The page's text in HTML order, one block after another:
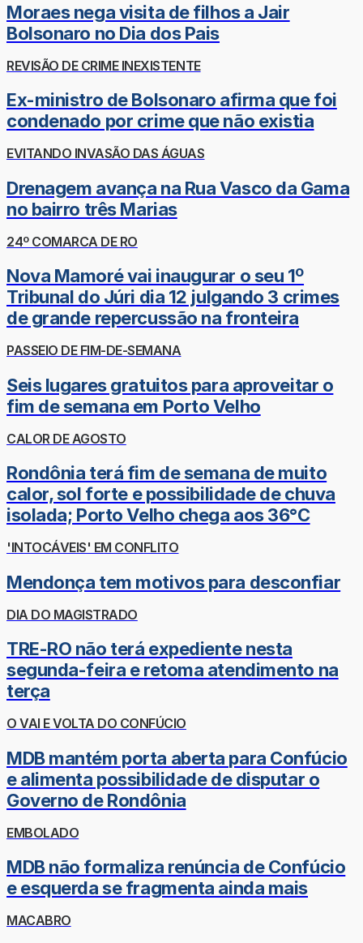
Moraes nega visita de filhos a Jair
Bolsonaro no Dia dos Pais
REVISÃO DE CRIME INEXISTENTE
Ex-ministro de Bolsonaro afirma que foi
condenado por crime que não existia
EVITANDO INVASÃO DAS ÁGUAS
Drenagem avança na Rua Vasco da Gama
no bairro três Marias
24º COMARCA DE RO
Nova Mamoré vai inaugurar o seu 1º
Tribunal do Júri dia 12 julgando 3 crimes
de grande repercussão na fronteira
PASSEIO DE FIM-DE-SEMANA
Seis lugares gratuitos para aproveitar o
fim de semana em Porto Velho
CALOR DE AGOSTO
Rondônia terá fim de semana de muito
calor, sol forte e possibilidade de chuva
isolada; Porto Velho chega aos 36°C
'INTOCÁVEIS' EM CONFLITO
Mendonça tem motivos para desconfiar
DIA DO MAGISTRADO
TRE-RO não terá expediente nesta
segunda-feira e retoma atendimento na
terça
O VAI E VOLTA DO CONFÚCIO
MDB mantém porta aberta para Confúcio
e alimenta possibilidade de disputar o
Governo de Rondônia
EMBOLADO
MDB não formaliza renúncia de Confúcio
e esquerda se fragmenta ainda mais
MACABRO